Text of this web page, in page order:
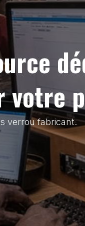
votre
verrou fabricant.